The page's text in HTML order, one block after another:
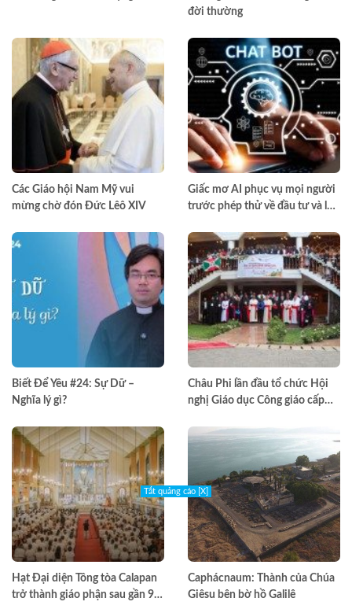
đời thường
Các Giáo hội Nam Mỹ vui
mừng chờ đón Đức Lêô XIV
Giấc mơ AI phục vụ mọi người
trước phép thử về đầu tư và lợi
Biết Để Yêu #24: Sự Dữ –
Nghĩa lý gì?
Châu Phi lần đầu tổ chức Hội
nghị Giáo dục Công giáo cấp
Hạt Đại diện Tông tòa Calapan
trở thành giáo phận sau gần 90
Caphácnaum: Thành của Chúa
Giêsu bên bờ hồ Galilê
Tắt quảng cáo [X]